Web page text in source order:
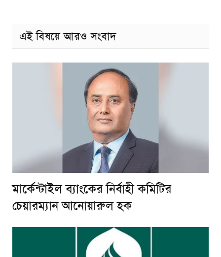
এই বিষয়ে আরও সংবাদ
মার্কেন্টাইল ব্যাংকের নির্বাহী কমিটির
চেয়ারম্যান আনোয়ারুল হক